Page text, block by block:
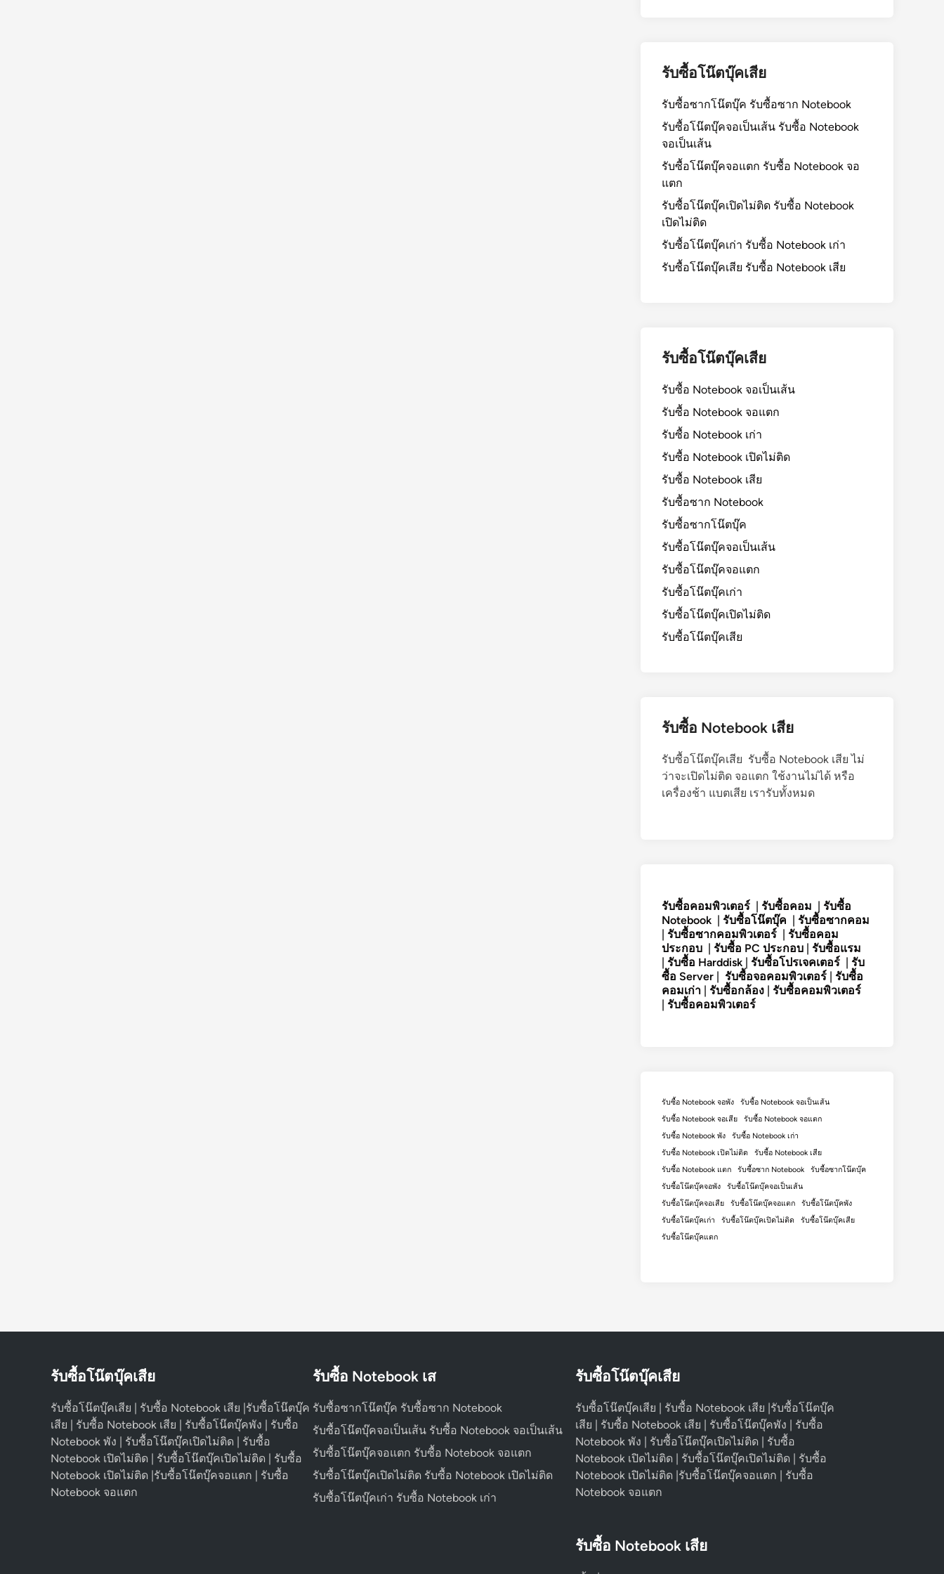
รับซื้อโน๊ตบุ๊คเสีย
รับซื้อซากโน๊ตบุ๊ค รับซื้อซาก Notebook
รับซื้อโน๊ตบุ๊คจอเป็นเส้น รับซื้อ Notebook
จอเป็นเส้น
รับซื้อโน๊ตบุ๊คจอแตก รับซื้อ Notebook จอ
แตก
รับซื้อโน๊ตบุ๊คเปิดไม่ติด รับซื้อ Notebook
เปิดไม่ติด
รับซื้อโน๊ตบุ๊คเก่า รับซื้อ Notebook เก่า
รับซื้อโน๊ตบุ๊คเสีย รับซื้อ Notebook เสีย
รับซื้อโน๊ตบุ๊คเสีย
รับซื้อ Notebook จอเป็นเส้น
รับซื้อ Notebook จอแตก
รับซื้อ Notebook เก่า
รับซื้อ Notebook เปิดไม่ติด
รับซื้อ Notebook เสีย
รับซื้อซาก Notebook
รับซื้อซากโน๊ตบุ๊ค
รับซื้อโน๊ตบุ๊คจอเป็นเส้น
รับซื้อโน๊ตบุ๊คจอแตก
รับซื้อโน๊ตบุ๊คเก่า
รับซื้อโน๊ตบุ๊คเปิดไม่ติด
รับซื้อโน๊ตบุ๊คเสีย
รับซื้อ Notebook เสีย
รับซื้อโน๊ตบุ๊คเสีย รับซื้อ Notebook เสีย ไม่
ว่าจะเปิดไม่ติด จอแตก ใช้งานไม่ได้ หรือ
เครื่องช้า แบตเสีย เรารับทั้งหมด
รับซื้อคอมพิวเตอร์ | รับซื้อคอม | รับซื้อ
Notebook | รับซื้อโน๊ตบุ๊ค | รับซื้อซากคอม
| รับซื้อซากคอมพิวเตอร์ | รับซื้อคอม
ประกอบ | รับซื้อ PC ประกอบ | รับซื้อแรม
| รับซื้อ Harddisk | รับซื้อโปรเจคเตอร์ | รับ
ซื้อ Server | รับซื้อจอคอมพิวเตอร์ | รับซื้อ
คอมเก่า | รับซื้อกล้อง | รับซื้อคอมพิวเตอร์
| รับซื้อคอมพิวเตอร์
รับซื้อ Notebook จอพัง
รับซื้อ Notebook จอเป็นเส้น
รับซื้อ Notebook จอเสีย
รับซื้อ Notebook จอแตก
รับซื้อ Notebook พัง
รับซื้อ Notebook เก่า
รับซื้อ Notebook เปิดไม่ติด
รับซื้อ Notebook เสีย
รับซื้อ Notebook แตก
รับซื้อซาก Notebook
รับซื้อซากโน๊ตบุ๊ค
รับซื้อโน๊ตบุ๊คจอพัง
รับซื้อโน๊ตบุ๊คจอเป็นเส้น
รับซื้อโน๊ตบุ๊คจอเสีย
รับซื้อโน๊ตบุ๊คจอแตก
รับซื้อโน๊ตบุ๊คพัง
รับซื้อโน๊ตบุ๊คเก่า
รับซื้อโน๊ตบุ๊คเปิดไม่ติด
รับซื้อโน๊ตบุ๊คเสีย
รับซื้อโน๊ตบุ๊คแตก
รับซื้อโน๊ตบุ๊คเสีย
รับซื้อโน๊ตบุ๊คเสีย | รับซื้อ Notebook เสีย |รับซื้อโน๊ตบุ๊ค
เสีย | รับซื้อ Notebook เสีย | รับซื้อโน๊ตบุ๊คพัง | รับซื้อ
Notebook พัง | รับซื้อโน๊ตบุ๊คเปิดไม่ติด | รับซื้อ
Notebook เปิดไม่ติด | รับซื้อโน๊ตบุ๊คเปิดไม่ติด | รับซื้อ
Notebook เปิดไม่ติด |รับซื้อโน๊ตบุ๊คจอแตก | รับซื้อ
Notebook จอแตก
รับซื้อ Notebook เส
รับซื้อซากโน๊ตบุ๊ค รับซื้อซาก Notebook
รับซื้อโน๊ตบุ๊คจอเป็นเส้น รับซื้อ Notebook จอเป็นเส้น
รับซื้อโน๊ตบุ๊คจอแตก รับซื้อ Notebook จอแตก
รับซื้อโน๊ตบุ๊คเปิดไม่ติด รับซื้อ Notebook เปิดไม่ติด
รับซื้อโน๊ตบุ๊คเก่า รับซื้อ Notebook เก่า
รับซื้อโน๊ตบุ๊คเสีย
รับซื้อโน๊ตบุ๊คเสีย | รับซื้อ Notebook เสีย |รับซื้อโน๊ตบุ๊ค
เสีย | รับซื้อ Notebook เสีย | รับซื้อโน๊ตบุ๊คพัง | รับซื้อ
Notebook พัง | รับซื้อโน๊ตบุ๊คเปิดไม่ติด | รับซื้อ
Notebook เปิดไม่ติด | รับซื้อโน๊ตบุ๊คเปิดไม่ติด | รับซื้อ
Notebook เปิดไม่ติด |รับซื้อโน๊ตบุ๊คจอแตก | รับซื้อ
Notebook จอแตก
รับซื้อ Notebook เสีย